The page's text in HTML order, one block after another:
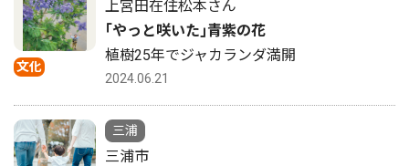
文化
上宮田在住松本さん
｢やっと咲いた｣青紫の花
植樹25年でジャカランダ満開
2024.06.21
三浦
三浦市